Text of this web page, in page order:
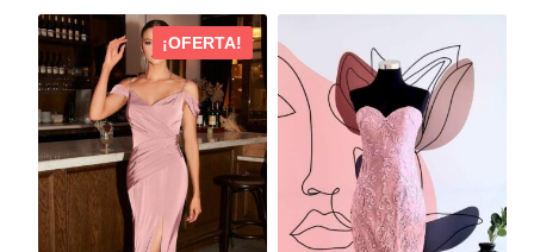
¡OFERTA!
ESTE
PRODUCTO
TIENE
MÚLTIPLES
VARIANTES.
LAS
OPCIONES
SE
PRODUCTO
TIENE
MÚLTIPLES
VARIANTES.
LAS
OPCIONES
SE